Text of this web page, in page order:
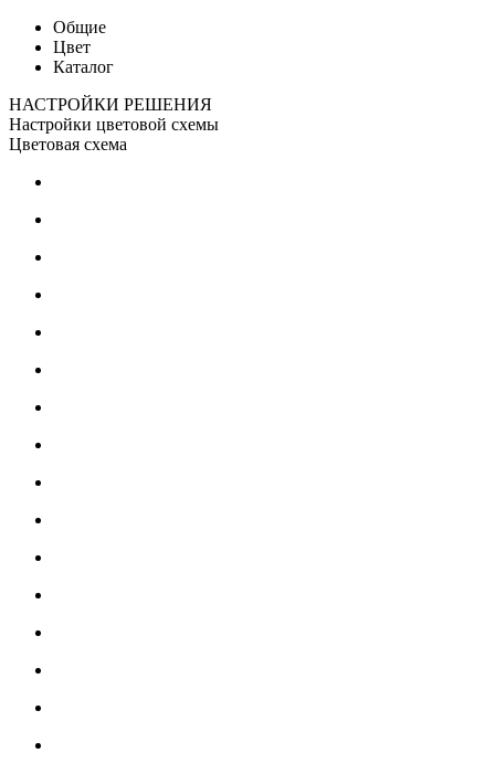
Общие
Цвет
Каталог
НАСТРОЙКИ РЕШЕНИЯ
Настройки цветовой схемы
Цветовая схема